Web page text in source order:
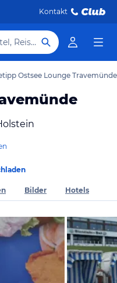
Kontakt
Hotel, Reiseziel
Ostsee Lounge Travemünde
Bilder Hotels